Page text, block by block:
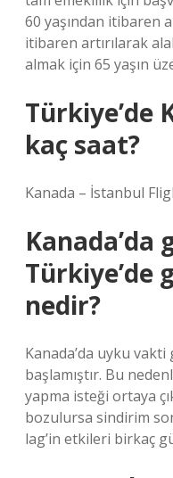
60 yaşından itibaren
itibaren artırılarak
almak için 65 yaşın
Türkiye’de
kaç saat?
Kanada – İstanbul
Kanada’da
Türkiye’de
nedir?
Kanada’da uyku
başlamıştır. Bu
yapma isteği ortaya
bozulursa sindirim
lag’in etkileri birkaç